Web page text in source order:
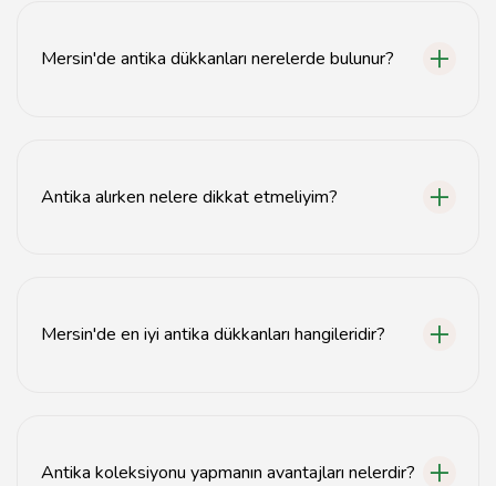
Mersin'de antika dükkanları nerelerde bulunur?
Antika alırken nelere dikkat etmeliyim?
Mersin'de en iyi antika dükkanları hangileridir?
Antika koleksiyonu yapmanın avantajları nelerdir?